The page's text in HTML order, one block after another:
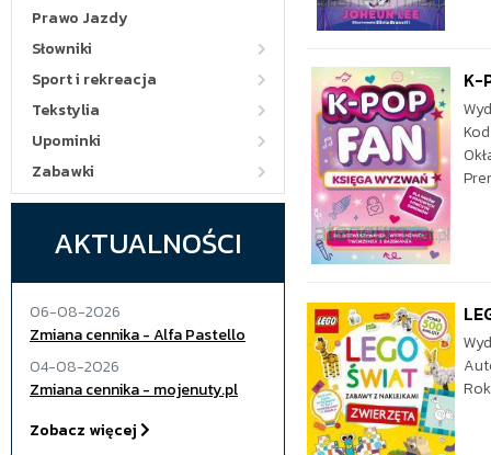
Prawo Jazdy
Słowniki
Sport i rekreacja
Tekstylia
Upominki
Zabawki
AKTUALNOŚCI
06-08-2026
Zmiana cennika - Alfa Pastello
04-08-2026
Zmiana cennika - mojenuty.pl
Zobacz więcej
K-